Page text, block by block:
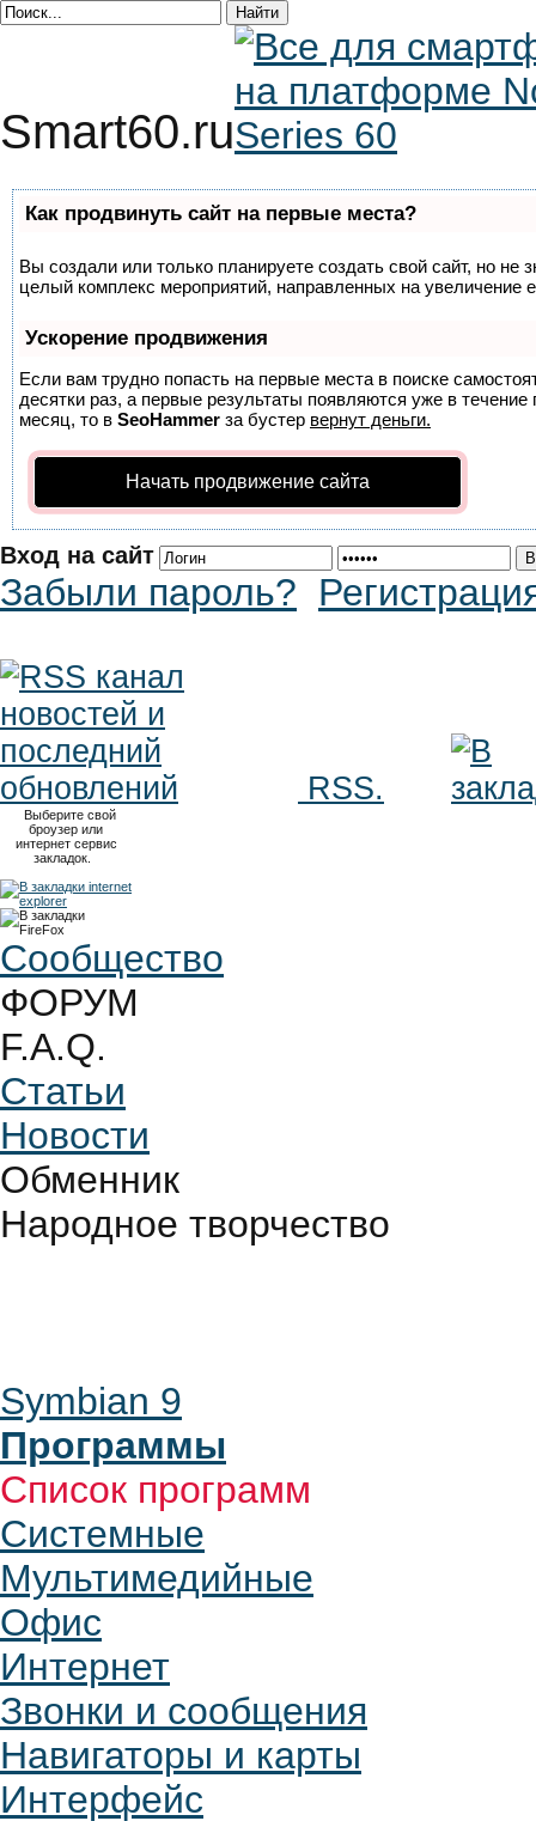
Smart60.ru
Как продвинуть сайт на первые места?
Вы создали или только планируете создать свой сайт, но не
целый комплекс мероприятий, направленных на увеличение
Ускорение продвижения
Если вам трудно попасть на первые места в поиске
десятки раз, а первые результаты появляются уже в
месяц, то в SeoHammer за бустер вернут деньги.
Начать продвижение сайта
Вход на сайт
Забыли пароль?
RSS.
Выберите свой
броузер или
интернет сервис
закладок.
Сообщество
ФОРУМ
F.A.Q.
Статьи
Новости
Обменник
Народное творчество
Symbian 9
Программы
Список программ
Системные
Мультимедийные
Офис
Интернет
Звонки и сообщения
Навигаторы и карты
Интерфейс